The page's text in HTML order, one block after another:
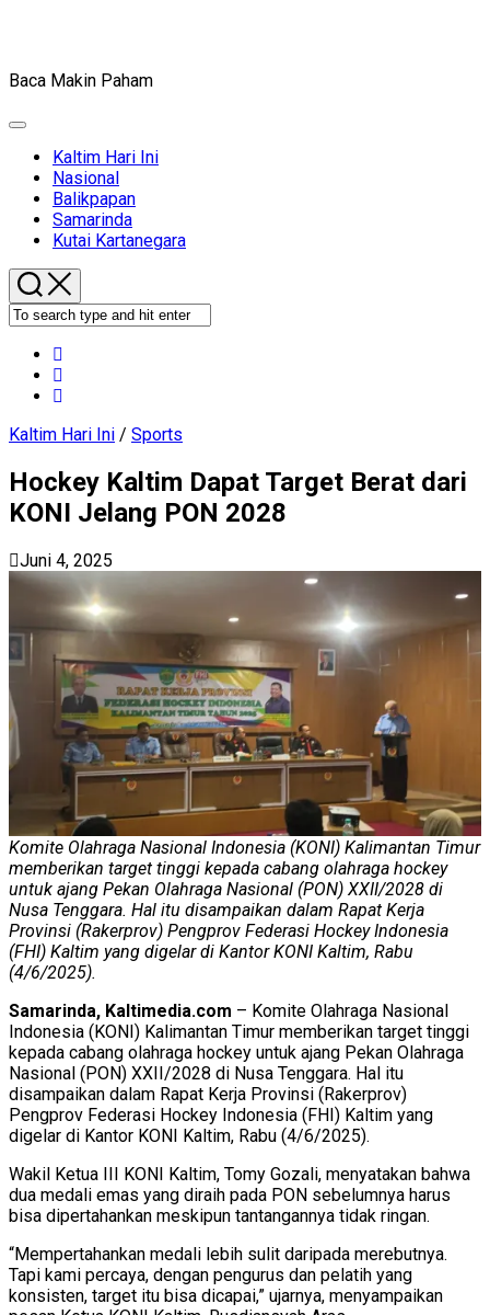
Baca Makin Paham
Expand
Current
Page
Parent
Kaltim Hari Ini
Nasional
Balikpapan
Samarinda
Kutai Kartanegara
Kaltim Hari Ini / Sports
Hockey Kaltim Dapat Target Berat dari
KONI Jelang PON 2028
Juni 4, 2025
Komite Olahraga Nasional Indonesia (KONI) Kalimantan Timur
memberikan target tinggi kepada cabang olahraga hockey
untuk ajang Pekan Olahraga Nasional (PON) XXII/2028 di
Nusa Tenggara. Hal itu disampaikan dalam Rapat Kerja
Provinsi (Rakerprov) Pengprov Federasi Hockey Indonesia
(FHI) Kaltim yang digelar di Kantor KONI Kaltim, Rabu
(4/6/2025).
Samarinda, Kaltimedia.com – Komite Olahraga Nasional
Indonesia (KONI) Kalimantan Timur memberikan target tinggi
kepada cabang olahraga hockey untuk ajang Pekan Olahraga
Nasional (PON) XXII/2028 di Nusa Tenggara. Hal itu
disampaikan dalam Rapat Kerja Provinsi (Rakerprov)
Pengprov Federasi Hockey Indonesia (FHI) Kaltim yang
digelar di Kantor KONI Kaltim, Rabu (4/6/2025).
Wakil Ketua III KONI Kaltim, Tomy Gozali, menyatakan bahwa
dua medali emas yang diraih pada PON sebelumnya harus
bisa dipertahankan meskipun tantangannya tidak ringan.
“Mempertahankan medali lebih sulit daripada merebutnya.
Tapi kami percaya, dengan pengurus dan pelatih yang
konsisten, target itu bisa dicapai,” ujarnya, menyampaikan